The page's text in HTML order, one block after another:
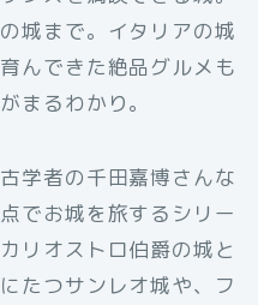
城まで。イタリアの城
んできた絶品グルメも
まるわかり。
学者の千田嘉博さんな
でお城を旅するシリー
リオストロ伯爵の城と
たつサンレオ城や、フ